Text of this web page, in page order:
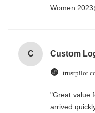
Women
C
"Great value
arrived